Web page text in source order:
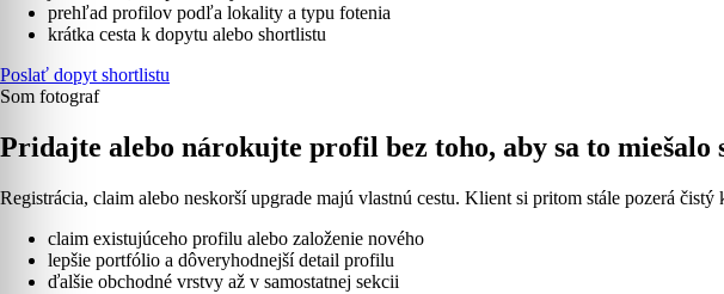
prehľad profilov podľa lokality a typu fotenia
krátka cesta k dopytu alebo shortlistu
Poslať dopyt shortlistu
Som fotograf
Pridajte alebo nárokujte profil bez toho, aby sa to miešalo
Registrácia, claim alebo neskorší upgrade majú vlastnú cestu. Klient si pritom stále pozerá čistý
claim existujúceho profilu alebo založenie nového
lepšie portfólio a dôveryhodnejší detail profilu
ďalšie obchodné vrstvy až v samostatnej sekcii